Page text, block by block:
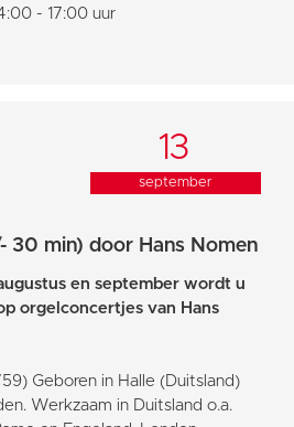
- 17:00 uur
13
september
30 min) door Hans Nomen
en september wordt u
orgelconcertjes van Hans
Geboren in Halle (Duitsland)
Werkzaam in Duitsland o.a.